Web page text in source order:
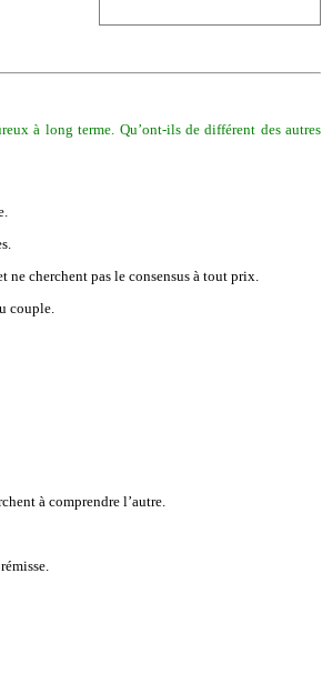
à long terme. Qu’ont-ils de différent des autres
cherchent pas le consensus à tout prix.
couple.
à comprendre l’autre.